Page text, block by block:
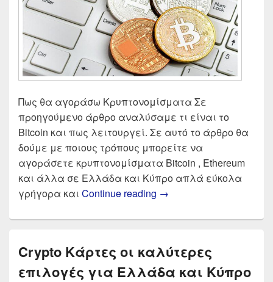
Πως θα αγοράσω Κρυπτονομίσματα Σε
προηγούμενο άρθρο αναλύσαμε τι είναι το
Bitcoin και πως λειτουργεί. Σε αυτό το άρθρο θα
δούμε με ποιους τρόπους μπορείτε να
αγοράσετε κρυπτονομίσματα Bitcoin , Ethereum
και άλλα σε Ελλάδα και Κύπρο απλά εύκολα
γρήγορα και Continue reading Πως θα αγοράσω
→
Crypto Κάρτες οι καλύτερες
επιλογές για Ελλάδα και Κύπρο